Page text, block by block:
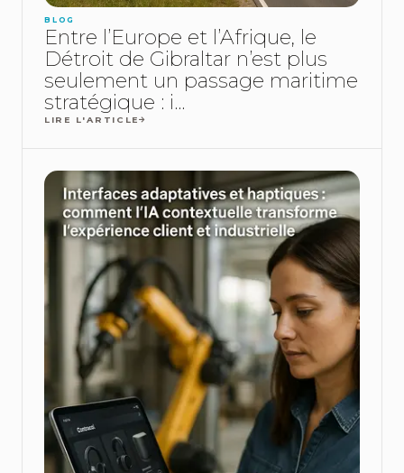
BLOG
Entre l’Europe et l’Afrique, le
Détroit de Gibraltar n’est plus
seulement un passage maritime
stratégique : i...
LIRE L'ARTICLE